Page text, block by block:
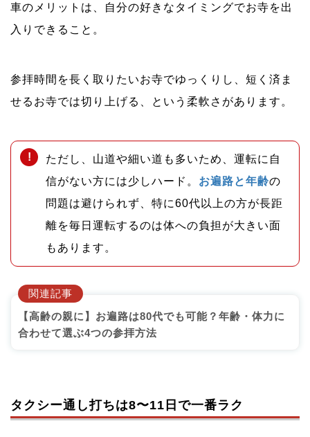
車のメリットは、自分の好きなタイミングでお寺を出
入りできること。
参拝時間を長く取りたいお寺でゆっくりし、短く済ま
せるお寺では切り上げる、という柔軟さがあります。
ただし、山道や細い道も多いため、運転に自
信がない方には少しハード。 お遍路と年齢の
問題は避けられず、特に60代以上の方が長距
離を毎日運転するのは体への負担が大きい面
もあります。
関連記事
【高齢の親に】お遍路は80代でも可能？年齢・体力に
合わせて選ぶ4つの参拝方法
タクシー通し打ちは8〜11日で一番ラク